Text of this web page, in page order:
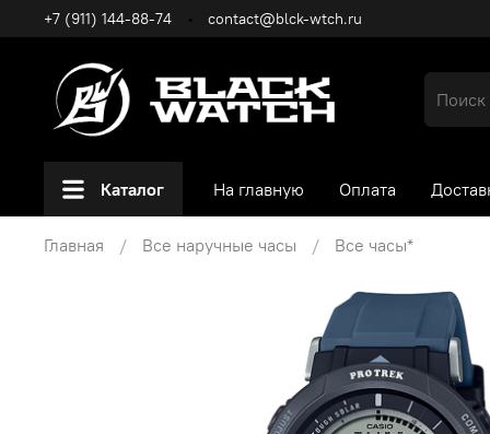
+7 (911) 144-88-74 contact@blck-wtch.ru
Каталог На главную Оплата
Главная Все наручные часы Все часы*